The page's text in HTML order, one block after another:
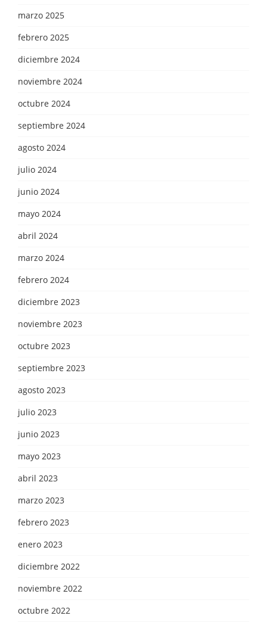
marzo 2025
febrero 2025
diciembre 2024
noviembre 2024
octubre 2024
septiembre 2024
agosto 2024
julio 2024
junio 2024
mayo 2024
abril 2024
marzo 2024
febrero 2024
diciembre 2023
noviembre 2023
octubre 2023
septiembre 2023
agosto 2023
julio 2023
junio 2023
mayo 2023
abril 2023
marzo 2023
febrero 2023
enero 2023
diciembre 2022
noviembre 2022
octubre 2022